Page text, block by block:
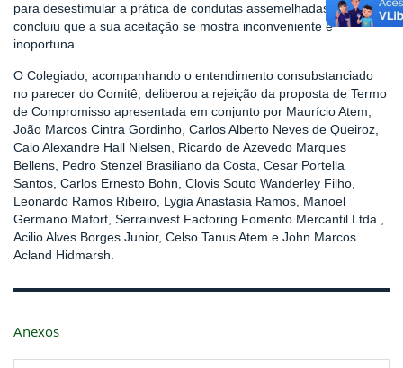
para desestimular a prática de condutas assemelhadas, o Comitê
concluiu que a sua aceitação se mostra inconveniente e
inoportuna.
O Colegiado, acompanhando o entendimento consubstanciado
no parecer do Comitê, deliberou a rejeição da proposta de Termo
de Compromisso apresentada em conjunto por Maurício Atem,
João Marcos Cintra Gordinho, Carlos Alberto Neves de Queiroz,
Caio Alexandre Hall Nielsen, Ricardo de Azevedo Marques
Bellens, Pedro Stenzel Brasiliano da Costa, Cesar Portella
Santos, Carlos Ernesto Bohn, Clovis Souto Wanderley Filho,
Leonardo Ramos Ribeiro, Lygia Anastasia Ramos, Manoel
Germano Mafort, Serrainvest Factoring Fomento Mercantil Ltda.,
Acilio Alves Borges Junior, Celso Tanus Atem e John Marcos
Acland Hidmarsh.
Anexos